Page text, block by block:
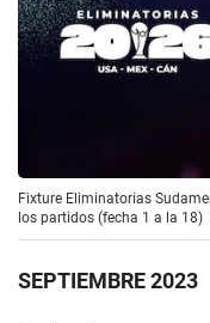
Fixture Eliminatorias
los partidos (fecha 1 a la 18)
SEPTIEMBRE 2023